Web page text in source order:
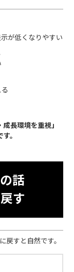
が低くなりやすい
長環境を重視」
。
話
す
戻すと自然です。